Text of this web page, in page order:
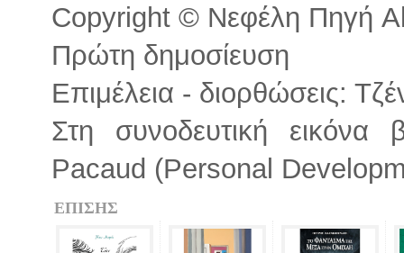
Copyright © Νεφέλη Πηγή
Πρώτη δημοσίευση
Επιμέλεια - διορθώσεις:
Στη συνοδευτική
Pacaud (Personal
ΕΠΙΣΗΣ